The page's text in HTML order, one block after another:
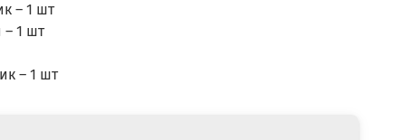
– 1 шт
1 шт
– 1 шт